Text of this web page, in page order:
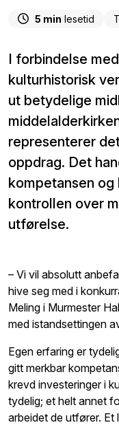
5 min lesetid
I forbindelse
kulturhistorisk
ut betydelige
representerer
oppdrag. Det
kompetansen og
kontrollen over
utførelse.
– Vi vil absolutt
hive seg med i
Meling i Murmester
med istandsettingen
Egen erfaring er
gitt merkbar
krevd investeringer i
tydelig; et helt annet
arbeidet de utfører.